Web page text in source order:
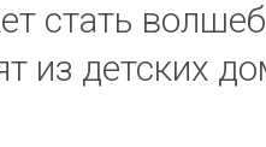
стать
из детских